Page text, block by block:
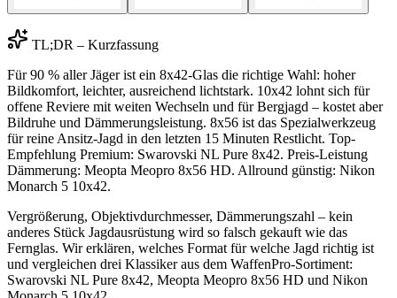
TL;DR – Kurzfassung
Für 90 % aller Jäger ist ein 8x42-Glas die richtige Wahl: hoher
Bildkomfort, leichter, ausreichend lichtstark. 10x42 lohnt sich für
offene Reviere mit weiten Wechseln und für Bergjagd – kostet aber
Bildruhe und Dämmerungsleistung. 8x56 ist das Spezialwerkzeug
für reine Ansitz-Jagd in den letzten 15 Minuten Restlicht. Top-
Empfehlung Premium: Swarovski NL Pure 8x42. Preis-Leistung
Dämmerung: Meopta Meopro 8x56 HD. Allround günstig: Nikon
Monarch 5 10x42.
Vergrößerung, Objektivdurchmesser, Dämmerungszahl – kein
anderes Stück Jagdausrüstung wird so falsch gekauft wie das
Fernglas. Wir erklären, welches Format für welche Jagd richtig ist
und vergleichen drei Klassiker aus dem WaffenPro-Sortiment:
Swarovski NL Pure 8x42, Meopta Meopro 8x56 HD und Nikon